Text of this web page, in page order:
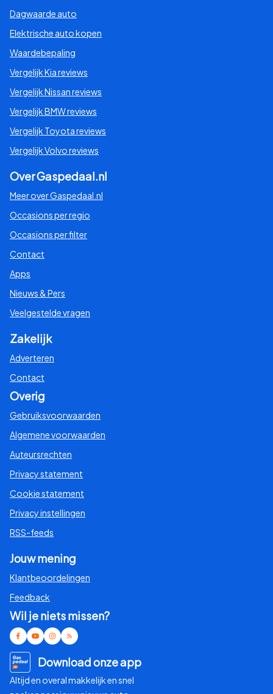
Dagwaarde auto
Elektrische auto kopen
Waardebepaling
Vergelijk Kia reviews
Vergelijk Nissan reviews
Vergelijk BMW reviews
Vergelijk Toyota reviews
Vergelijk Volvo reviews
Over Gaspedaal.nl
Meer over Gaspedaal.nl
Occasions per regio
Occasions per filter
Contact
Apps
Nieuws & Pers
Veelgestelde vragen
Zakelijk
Adverteren
Contact
Overig
Gebruiksvoorwaarden
Algemene voorwaarden
Auteursrechten
Privacy statement
Cookie statement
Privacy instellingen
RSS-feeds
Jouw mening
Klantbeoordelingen
Feedback
Wil je niets missen?
Download onze app
Altijd en overal makkelijk en snel